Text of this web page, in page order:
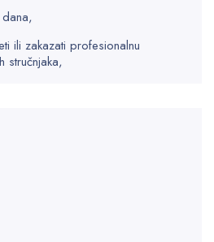
ili zakazati profesionalnu
stručnjaka,